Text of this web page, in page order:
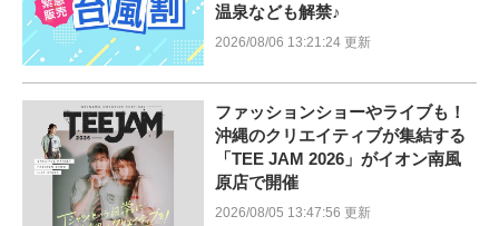
温泉なども解禁♪
2026/08/06 13:21:24 更新
ファッションショーやライブも！
沖縄のクリエイティブが集結する
「TEE JAM 2026」がイオン南風
原店で開催
2026/08/05 13:47:56 更新